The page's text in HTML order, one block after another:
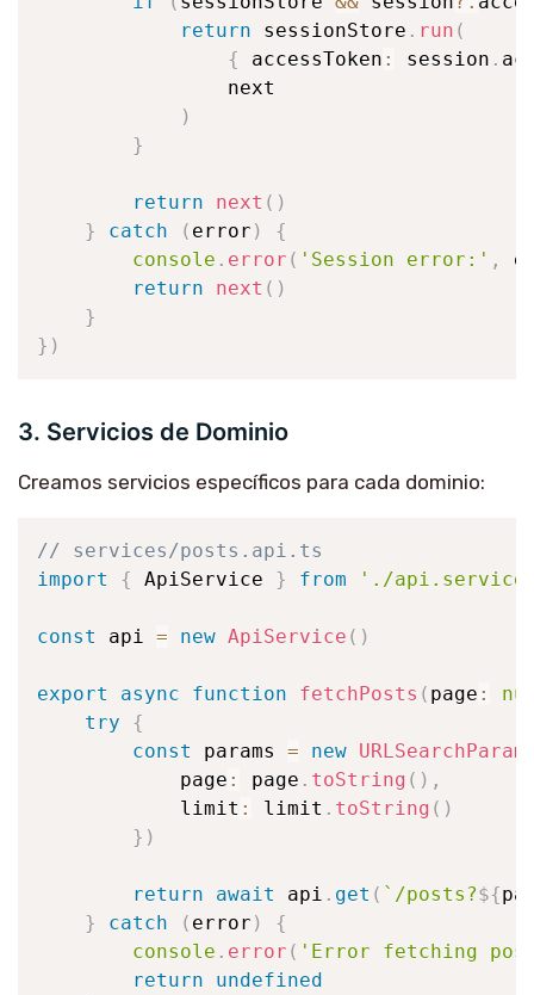
return sessionStore . run (
{
accessToken : session .
                next
)
}
return next ( )
}
catch ( error )
{
console . error ( 'Session error:' ,
return
next ( )
}
} )
3. Servicios de Dominio
Creamos servicios específicos para cada dominio:
// services/posts.api.ts
import
{ ApiService } from './
const api = new ApiService ( )
export async function fetchPosts ( page :
try
{
const
params = new
            page
: page . toString ( ) ,
            limit
: limit . toString ( )
} )
return await api . get ( ` /posts?${
}
catch ( error )
{
console . error ( 'Error fetching
return
undefined